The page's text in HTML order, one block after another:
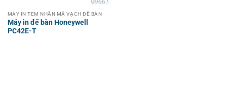
MÁY IN TEM NHÃN MÃ VẠCH ĐỂ BÀN
Máy in để bàn Honeywell
PC42E-T